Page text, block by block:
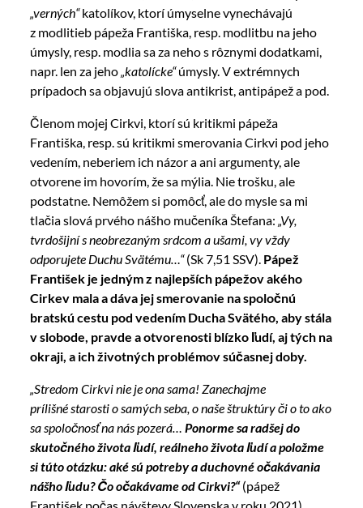
„verných“katolíkov, ktorí úmyselne vynechávajú
z modlitieb pápeža Františka, resp. modlitbu na jeho
úmysly, resp. modlia sa za neho s rôznymi dodatkami,
napr. len za jeho „katolícke“úmysly. V extrémnych
prípadoch sa objavujú slova antikrist, antipápež a pod.
Členom mojej Cirkvi, ktorí sú kritikmi pápeža
Františka, resp. sú kritikmi smerovania Cirkvi pod jeho
vedením, neberiem ich názor a ani argumenty, ale
otvorene im hovorím, že sa mýlia. Nie trošku, ale
podstatne. Nemôžem si pomôcť, ale do mysle sa mi
tlačia slová prvého nášho mučeníka Štefana: „Vy,
tvrdošijní s neobrezaným srdcom a ušami, vy vždy
odporujete Duchu Svätému…“(Sk 7,51 SSV). Pápež
František je jedným z najlepších pápežov akého
Cirkev mala a dáva jej smerovanie na spoločnú
bratskú cestu pod vedením Ducha Svätého, aby stála
v slobode, pravde a otvorenosti blízko ľudí, aj tých na
okraji, a ich životných problémov súčasnej doby.
„Stredom Cirkvi nie je ona sama! Zanechajme
prílišné starosti o samých seba, o naše štruktúry či o to ako
sa spoločnosť na nás pozerá… Ponorme sa radšej do
skutočného života ľudí, reálneho života ľudí a položme
si túto otázku: aké sú potreby a duchovné očakávania
nášho ľudu? Čo očakávame od Cirkvi?“(pápež